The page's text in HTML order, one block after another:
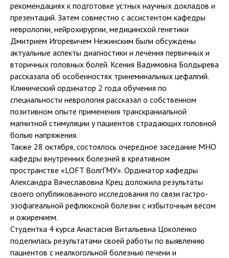
рекомендациях к подготовке устных научных докладов и
презентаций. Затем совместно с ассистентом кафедры
неврологии, нейрохирургии, медицинской генетики
Дмитрием Игоревичем Нежинским были обсуждены
актуальные аспекты диагностики и лечения первичных и
вторичных головных болей. Ксения Вадимовна Болдырева
рассказала об особенностях тринеминальных цефалгий.
Клинический ординатор 2 года обучения по
специальности неврология рассказал о собственном
позитивном опыте применения транскраниальной
магнитной стимуляции у пациентов страдающих головной
болью напряжения.
Также 28 октября, состоялось очередное заседание МНО
кафедры внутренних болезней в креативном
пространстве «LOFT ВолгГМУ». Ординатор кафедры
Александра Вячеславовна Крец доложила результаты
своего опубликованного исследования по связи гастро-
эзофагеальной рефлюксной болезни с избыточным весом
и ожирением.
Студентка 4 курса Анастасия Витальевна Цоколенко
поделилась результатами своей работы по выявлению
пациентов с неалкогольной болезнью печени и